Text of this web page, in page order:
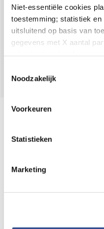
Niet-essentiële cookies
toestemming; statistiek
uitsluitend op basis van
gegevens met X aantal
en de bewaartermijnen
gegevensverwerking staat
Noodzakelijk
Voorkeuren
Statistieken
Marketing
Assortiment
Online aanbieder
webshop mag
⁠Verantwoorde